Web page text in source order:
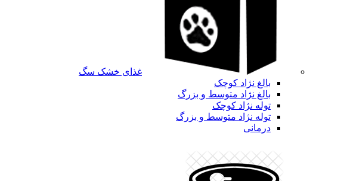
غذای خشک سگ
بالغ نژاد کوچک
بالغ نژاد متوسط و بزرگ
توله نژاد کوچک
توله نژاد متوسط و بزرگ
درمانی